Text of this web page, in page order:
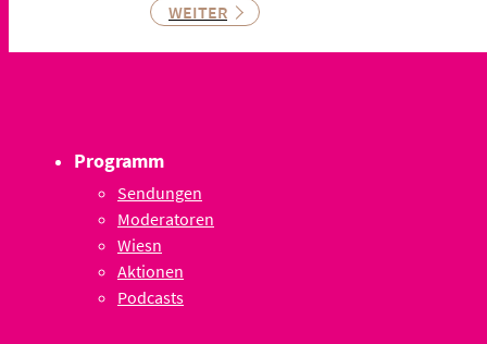
WEITER
Programm
Sendungen
Moderatoren
Wiesn
Aktionen
Podcasts